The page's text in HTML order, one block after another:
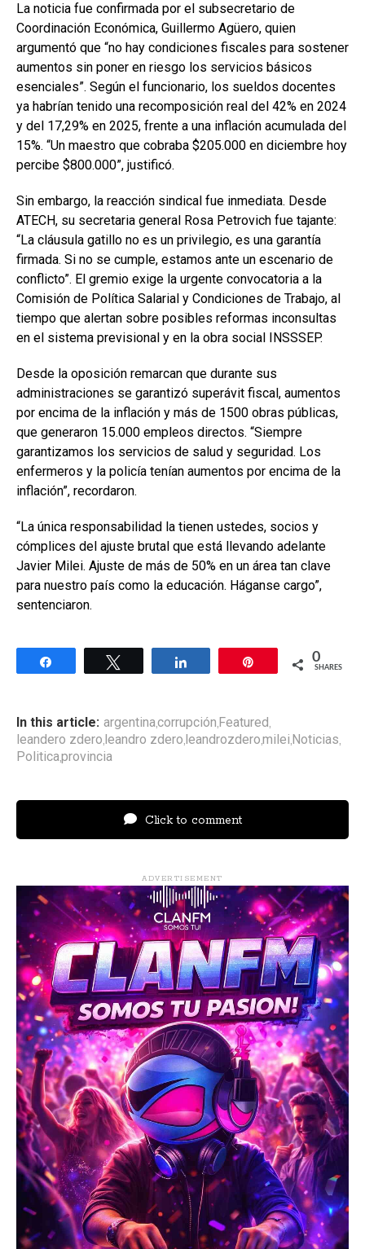
La noticia fue confirmada por el subsecretario de
Coordinación Económica, Guillermo Agüero, quien
argumentó que “no hay condiciones fiscales para sostener
aumentos sin poner en riesgo los servicios básicos
esenciales”. Según el funcionario, los sueldos docentes
ya habrían tenido una recomposición real del 42% en 2024
y del 17,29% en 2025, frente a una inflación acumulada del
15%. “Un maestro que cobraba $205.000 en diciembre hoy
percibe $800.000”, justificó.
Sin embargo, la reacción sindical fue inmediata. Desde
ATECH, su secretaria general Rosa Petrovich fue tajante:
“La cláusula gatillo no es un privilegio, es una garantía
firmada. Si no se cumple, estamos ante un escenario de
conflicto”. El gremio exige la urgente convocatoria a la
Comisión de Política Salarial y Condiciones de Trabajo, al
tiempo que alertan sobre posibles reformas inconsultas
en el sistema previsional y en la obra social INSSSEP.
Desde la oposición remarcan que durante sus
administraciones se garantizó superávit fiscal, aumentos
por encima de la inflación y más de 1500 obras públicas,
que generaron 15.000 empleos directos. “Siempre
garantizamos los servicios de salud y seguridad. Los
enfermeros y la policía tenían aumentos por encima de la
inflación”, recordaron.
“La única responsabilidad la tienen ustedes, socios y
cómplices del ajuste brutal que está llevando adelante
Javier Milei. Ajuste de más de 50% en un área tan clave
para nuestro país como la educación. Háganse cargo”,
sentenciaron.
0
SHARES
In this article: argentina,corrupción,Featured,
leandero zdero,leandro zdero,leandrozdero,milei,Noticias,
Politica,provincia
Click to comment
ADVERTISEMENT